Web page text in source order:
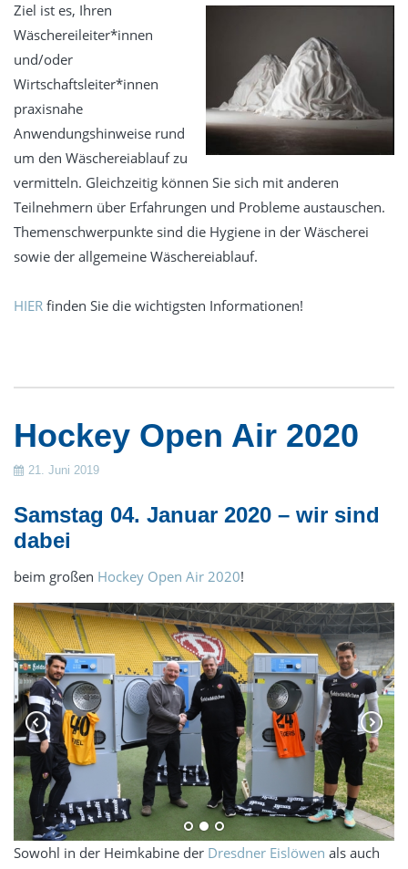
Ziel ist es, Ihren
Wäschereileiter*innen
und/oder
Wirtschaftsleiter*innen
praxisnahe
Anwendungshinweise rund
um den Wäschereiablauf zu
vermitteln. Gleichzeitig können Sie sich mit anderen
Teilnehmern über Erfahrungen und Probleme austauschen.
Themenschwerpunkte sind die Hygiene in der Wäscherei
sowie der allgemeine Wäschereiablauf.
HIER finden Sie die wichtigsten Informationen!
Hockey Open Air 2020
21. Juni 2019
Samstag 04. Januar 2020 – wir sind
dabei
beim großen Hockey Open Air 2020!
Sowohl in der Heimkabine der Dresdner Eislöwen als auch